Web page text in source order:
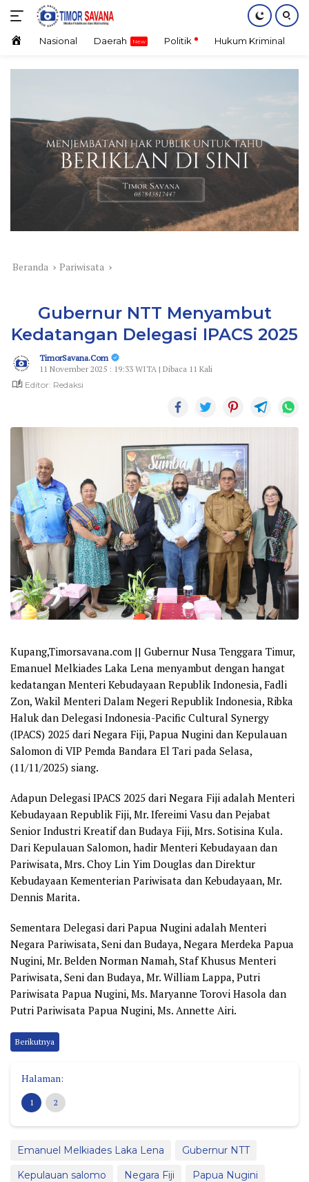
Langsung
konten HomeNasional Daerah Politik Hukum Kriminal
Beranda Pariwisata
Gubernur NTT Menyambut
Kedatangan Delegasi IPACS 2025
TimorSavana.Com
11 November 2025 : 19:33 WITA | Dibaca 11 Kali
Editor: Redaksi
Kupang,Timorsavana.com || Gubernur Nusa Tenggara Timur,
Emanuel Melkiades Laka Lena menyambut dengan hangat
kedatangan Menteri Kebudayaan Republik Indonesia, Fadli
Zon, Wakil Menteri Dalam Negeri Republik Indonesia, Ribka
Haluk dan Delegasi Indonesia-Pacific Cultural Synergy
(IPACS) 2025 dari Negara Fiji, Papua Nugini dan Kepulauan
Salomon di VIP Pemda Bandara El Tari pada Selasa,
(11/11/2025) siang.
Adapun Delegasi IPACS 2025 dari Negara Fiji adalah Menteri
Kebudayaan Republik Fiji, Mr. Ifereimi Vasu dan Pejabat
Senior Industri Kreatif dan Budaya Fiji, Mrs. Sotisina Kula.
Dari Kepulauan Salomon, hadir⁠ Menteri Kebudayaan dan
Pariwisata, Mrs. Choy Lin Yim Douglas dan ⁠Direktur
Kebudayaan Kementerian Pariwisata dan Kebudayaan, Mr.
Dennis Marita.
Sementara Delegasi dari Papua Nugini adalah ⁠Menteri
Negara Pariwisata, Seni dan Budaya, Negara Merdeka Papua
Nugini, Mr. Belden Norman Namah, ⁠Staf Khusus Menteri
Pariwisata, Seni dan Budaya, Mr. William Lappa, ⁠Putri
Pariwisata Papua Nugini, Ms. Maryanne Torovi Hasola dan
⁠Putri Pariwisata Papua Nugini, Ms. Annette Airi.
Berikutnya
Halaman:
1 2
Emanuel Melkiades Laka Lena
Gubernur NTT
Kepulauan salomo
Negara Fiji
Papua Nugini